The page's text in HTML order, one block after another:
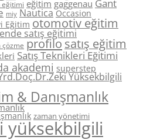
eğitim gaggenau Gant
miy Nautica Occasion
Eğitim otomotiv eğitim
satış eğitimi
çözme profilo satış eğitim
Satış Teknikleri Eğitimi
akademi superstep
Yüksekbilgili
& Danışmanlık
zaman yönetimi
yüksekbilgili